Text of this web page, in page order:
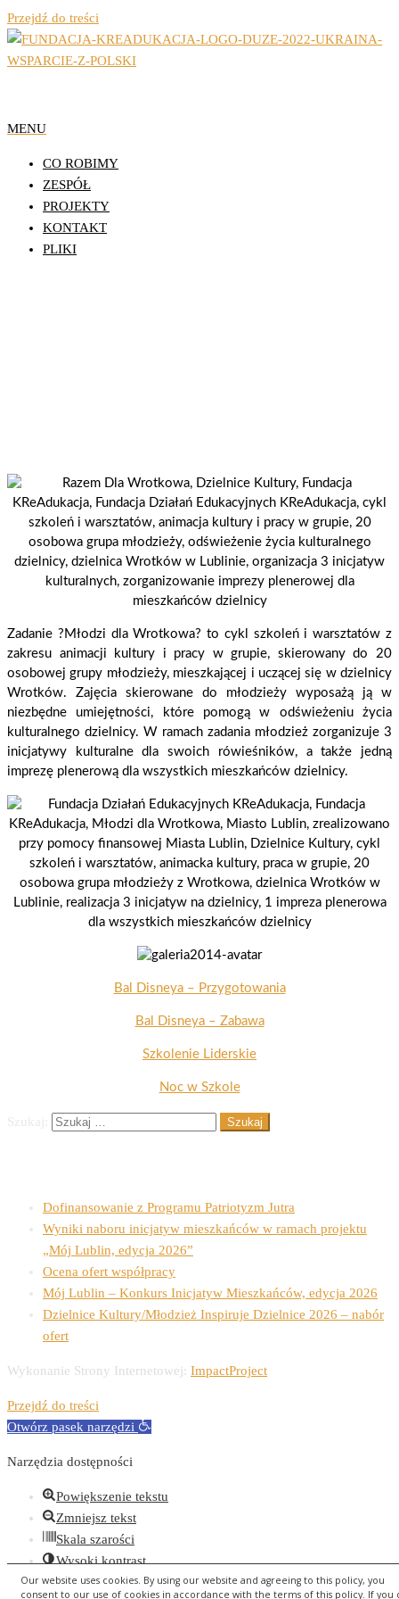
Our website uses cookies. By using our website and agreeing to this policy, you
consent to our use of cookies in accordance with the terms of this policy. If you
Przejdź do treści
Fundacja Działań
Edukacyjnych
KReAdukacja
MENU
CO ROBIMY
ZESPÓŁ
PROJEKTY
KONTAKT
PLIKI
Zadanie ?Młodzi dla Wrotkowa? to cykl szkoleń i warsztatów z
zakresu animacji kultury i pracy w grupie, skierowany do 20
osobowej grupy młodzieży, mieszkającej i uczącej się w dzielnicy
Wrotków. Zajęcia skierowane do młodzieży wyposażą ją w
niezbędne umiejętności, które pomogą w odświeżeniu życia
kulturalnego dzielnicy. W ramach zadania młodzież zorganizuje 3
inicjatywy kulturalne dla swoich rówieśników, a także jedną
imprezę plenerową dla wszystkich mieszkańców dzielnicy.
Bal Disneya – Przygotowania
Bal Disneya – Zabawa
Szkolenie Liderskie
Noc w Szkole
Dofinansowanie z Programu Patriotyzm Jutra
Wyniki naboru inicjatyw mieszkańców w ramach projektu
„Mój Lublin, edycja 2026”
Ocena ofert współpracy
Mój Lublin – Konkurs Inicjatyw Mieszkańców, edycja 2026
Dzielnice Kultury/Młodzież Inspiruje Dzielnice 2026 – nabór
ofert
Wykonanie Strony Internetowej: ImpactProject
Przejdź do treści
Otwórz pasek narzędzi
Narzędzia dostępności
Powiększenie tekstu
Zmniejsz tekst
Skala szarości
Wysoki kontrast
Negatywny kontrast